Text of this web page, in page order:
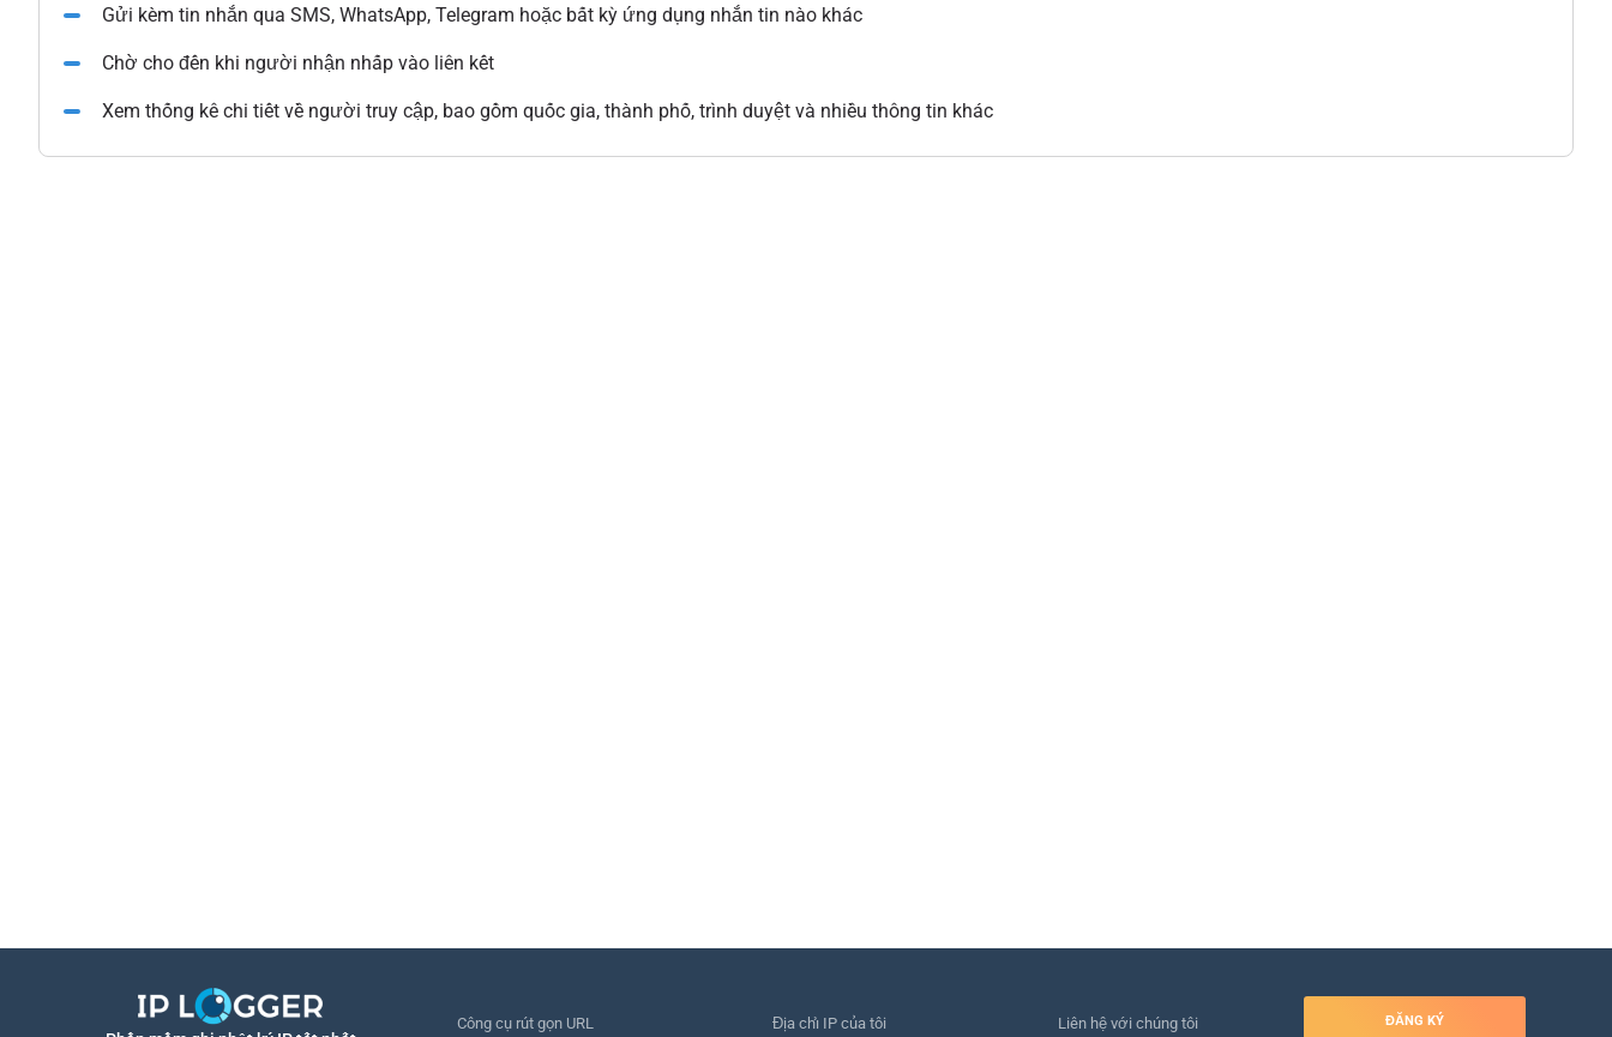
Gửi kèm tin nhắn qua SMS, WhatsApp, Telegram hoặc bất kỳ ứng dụng nhắn tin nào khác
Chờ cho đến khi người nhận nhấp vào liên kết
Xem thống kê chi tiết về người truy cập, bao gồm quốc gia, thành phố, trình duyệt và nhiều thông tin khác
Công cụ rút gọn URL Địa chỉ IP của tôi Liên hệ với chúng tôi ĐĂNG KÝ